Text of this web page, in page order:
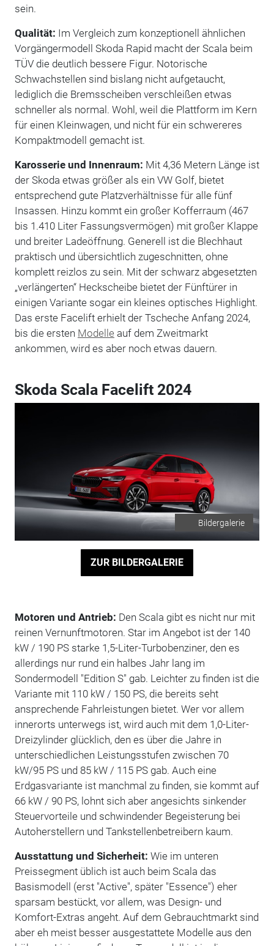
sein.
Qualität: Im Vergleich zum konzeptionell ähnlichen
Vorgängermodell Skoda Rapid macht der Scala beim
TÜV die deutlich bessere Figur. Notorische
Schwachstellen sind bislang nicht aufgetaucht,
lediglich die Bremsscheiben verschleißen etwas
schneller als normal. Wohl, weil die Plattform im Kern
für einen Kleinwagen, und nicht für ein schwereres
Kompaktmodell gemacht ist.
Karosserie und Innenraum: Mit 4,36 Metern Länge ist
der Skoda etwas größer als ein VW Golf, bietet
entsprechend gute Platzverhältnisse für alle fünf
Insassen. Hinzu kommt ein großer Kofferraum (467
bis 1.410 Liter Fassungsvermögen) mit großer Klappe
und breiter Ladeöffnung. Generell ist die Blechhaut
praktisch und übersichtlich zugeschnitten, ohne
komplett reizlos zu sein. Mit der schwarz abgesetzten
„verlängerten“ Heckscheibe bietet der Fünftürer in
einigen Variante sogar ein kleines optisches Highlight.
Das erste Facelift erhielt der Tscheche Anfang 2024,
bis die ersten Modelle auf dem Zweitmarkt
ankommen, wird es aber noch etwas dauern.
Skoda Scala Facelift 2024
Bildergalerie
ZUR BILDERGALERIE
Motoren und Antrieb: Den Scala gibt es nicht nur mit
reinen Vernunftmotoren. Star im Angebot ist der 140
kW / 190 PS starke 1,5-Liter-Turbobenziner, den es
allerdings nur rund ein halbes Jahr lang im
Sondermodell "Edition S" gab. Leichter zu finden ist die
Variante mit 110 kW / 150 PS, die bereits seht
ansprechende Fahrleistungen bietet. Wer vor allem
innerorts unterwegs ist, wird auch mit dem 1,0-Liter-
Dreizylinder glücklich, den es über die Jahre in
unterschiedlichen Leistungsstufen zwischen 70
kW/95 PS und 85 kW / 115 PS gab. Auch eine
Erdgasvariante ist manchmal zu finden, sie kommt auf
66 kW / 90 PS, lohnt sich aber angesichts sinkender
Steuervorteile und schwindender Begeisterung bei
Autoherstellern und Tankstellenbetreibern kaum.
Ausstattung und Sicherheit: Wie im unteren
Preissegment üblich ist auch beim Scala das
Basismodell (erst "Active", später "Essence") eher
sparsam bestückt, vor allem, was Design- und
Komfort-Extras angeht. Auf dem Gebrauchtmarkt sind
aber eh meist besser ausgestattete Modelle aus den